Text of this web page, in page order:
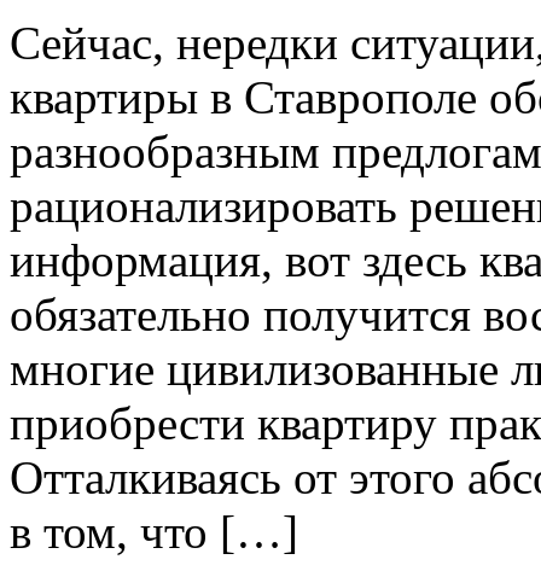
Сейчас, нередки
квартиры в Ставрополе
разнообразным
рационализировать
информация, вот здесь
обязательно получится
многие цивилизованные
приобрести квартиру
Отталкиваясь от этого
в том, что […]